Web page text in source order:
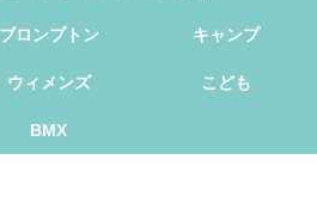
ブロンプトン キャンプ
ウィメンズ こども
BMX